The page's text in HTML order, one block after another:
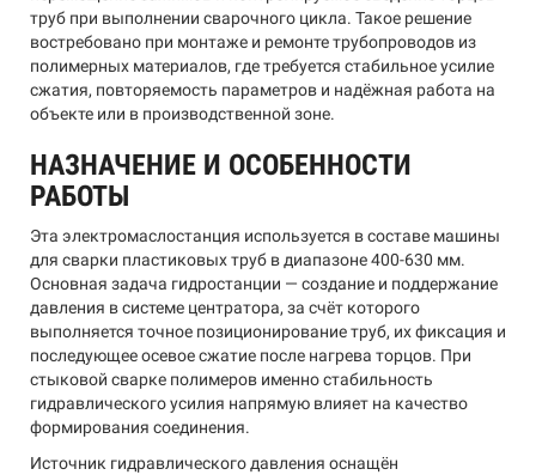
труб при выполнении сварочного цикла. Такое решение
востребовано при монтаже и ремонте трубопроводов из
полимерных материалов, где требуется стабильное усилие
сжатия, повторяемость параметров и надёжная работа на
объекте или в производственной зоне.
НАЗНАЧЕНИЕ И ОСОБЕННОСТИ
РАБОТЫ
Эта электромаслостанция используется в составе машины
для сварки пластиковых труб в диапазоне 400-630 мм.
Основная задача гидростанции — создание и поддержание
давления в системе центратора, за счёт которого
выполняется точное позиционирование труб, их фиксация и
последующее осевое сжатие после нагрева торцов. При
стыковой сварке полимеров именно стабильность
гидравлического усилия напрямую влияет на качество
формирования соединения.
Источник гидравлического давления оснащён